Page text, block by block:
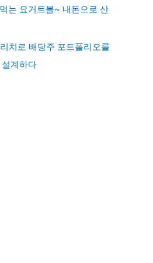
는 요거트볼~ 내돈으로 산
치로 배당주 포트폴리오를
계하다